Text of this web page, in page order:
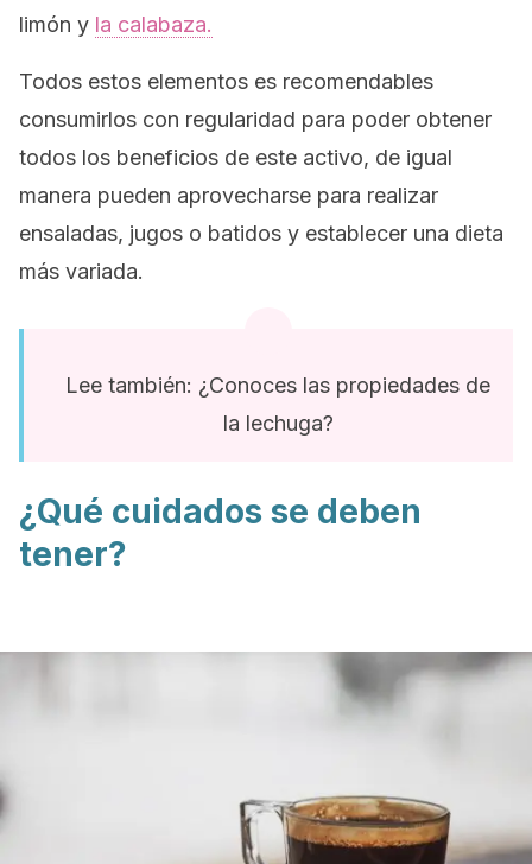
limón y la calabaza.
Todos estos elementos es recomendables
consumirlos con regularidad para poder obtener
todos los beneficios de este activo, de igual
manera pueden aprovecharse para realizar
ensaladas, jugos o batidos y establecer una dieta
más variada.
Lee también: ¿Conoces las propiedades de
la lechuga?
¿Qué cuidados se deben
tener?